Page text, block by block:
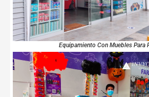
Equipamiento Con Muebles Para